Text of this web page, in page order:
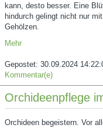
kann, desto besser. Eine
hindurch gelingt nicht nur
Gehölzen.
Mehr
Gepostet: 30.09.2024
Kommentar(e)
Orchideenpflege
Orchideen begeistern. Vor